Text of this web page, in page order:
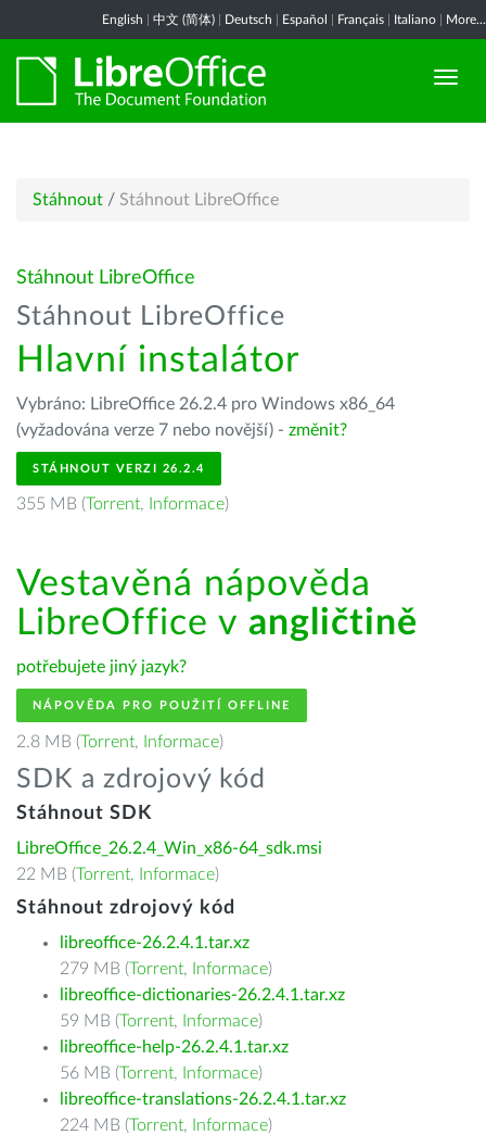
English 中文 (简体) Deutsch Español Français Italiano More...
Stáhnout / Stáhnout LibreOffice
Stáhnout LibreOffice
Stáhnout LibreOffice
Hlavní instalátor
Vybráno: LibreOffice 26.2.4 pro Windows x86_64
(vyžadována verze 7 nebo novější) - změnit?
STÁHNOUT VERZI 26.2.4
355 MB (Torrent, Informace)
Vestavěná nápověda
LibreOffice v angličtině
potřebujete jiný jazyk?
NÁPOVĚDA PRO POUŽITÍ OFFLINE
2.8 MB (Torrent, Informace)
SDK a zdrojový kód
Stáhnout SDK
LibreOffice_26.2.4_Win_x86-64_sdk.msi
22 MB (Torrent, Informace)
Stáhnout zdrojový kód
libreoffice-26.2.4.1.tar.xz
279 MB (Torrent, Informace)
libreoffice-dictionaries-26.2.4.1.tar.xz
59 MB (Torrent, Informace)
libreoffice-help-26.2.4.1.tar.xz
56 MB (Torrent, Informace)
libreoffice-translations-26.2.4.1.tar.xz
224 MB (Torrent, Informace)